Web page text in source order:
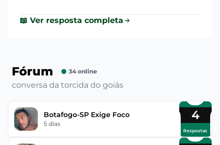
📖 Ver resposta completa
Fórum 34 online
conversa da torcida do goiás
Botafogo-SP Exige Foco
5 dias
4
Respostas